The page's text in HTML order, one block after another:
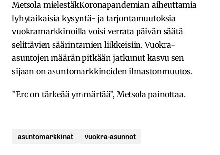
Metsola mielestäkKoronapandemian aiheuttamia
lyhytaikaisia kysyntä- ja tarjontamuutoksia
vuokramarkkinoilla voisi verrata päivän säätä
selittävien säärintamien liikkeisiin. Vuokra-
asuntojen määrän pitkään jatkunut kasvu sen
sijaan on asuntomarkkinoiden ilmastonmuutos.
”Ero on tärkeää ymmärtää”, Metsola painottaa.
asuntomarkkinat vuokra-asunnot